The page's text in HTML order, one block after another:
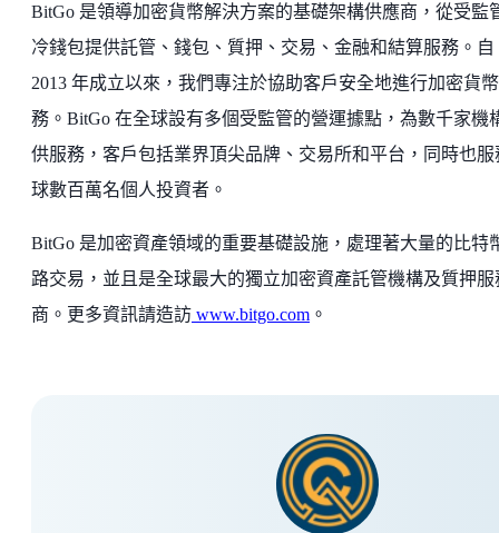
BitGo 是領導加密貨幣解決方案的基礎架構供應商，從受監
冷錢包提供託管、錢包、質押、交易、金融和結算服務。自
2013 年成立以來，我們專注於協助客戶安全地進行加密貨
務。BitGo 在全球設有多個受監管的營運據點，為數千家機
供服務，客戶包括業界頂尖品牌、交易所和平台，同時也服
球數百萬名個人投資者。
BitGo 是加密資產領域的重要基礎設施，處理著大量的比特
路交易，並且是全球最大的獨立加密資產託管機構及質押服
商。更多資訊請造訪 www.bitgo.com 。